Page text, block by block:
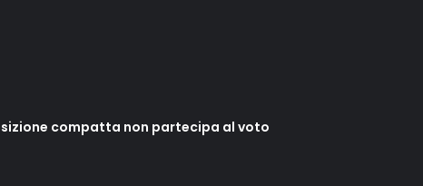
compatta non partecipa al voto